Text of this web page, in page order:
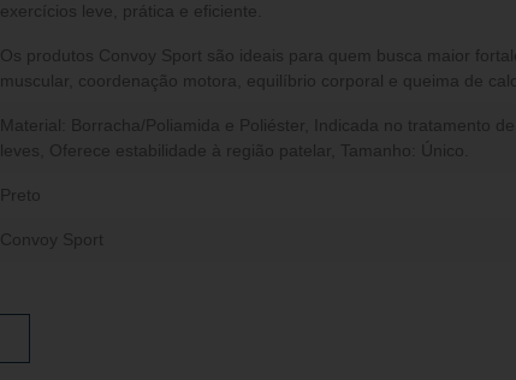
exercícios leve, prática e eficiente.
Os produtos Convoy Sport são ideais para quem busca maior
muscular, coordenação motora, equilíbrio corporal e queima de
Material: Borracha/Poliamida e Poliéster, Indicada no tratamento de
leves, Oferece estabilidade à região patelar, Tamanho: Único.
Preto
Convoy Sport